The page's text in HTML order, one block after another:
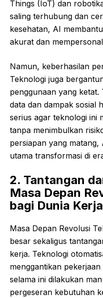
Things (IoT) dan
saling terhubung dan
kesehatan, AI
akurat dan
Namun, keberhasilan
Teknologi juga
penggunaan yang
data dan dampak sosial
serius agar teknologi ini
tanpa menimbulkan
persiapan yang
utama transformasi di
2. Tantangan
Masa Depan
bagi Dunia Kerja
Masa Depan Revolusi
besar sekaligus
kerja. Teknologi
menggantikan
selama ini dilakukan
pergeseran kebutuhan